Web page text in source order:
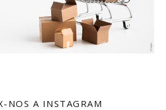
NOS A INSTAGRAM